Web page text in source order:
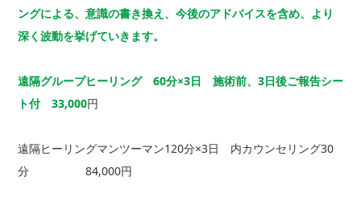
ングによる、意識の書き換え、今後のアドバイスを含め、より
深く波動を挙げていきます。
遠隔グループヒーリング 60分×3日 施術前、3日後ご報告シー
ト付 33,000円
遠隔ヒーリングマンツーマン120分×3日 内カウンセリング30
分 84,000円